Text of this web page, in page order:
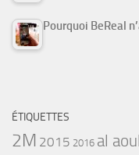
Pourquoi BeReal
ÉTIQUETTES
2M 2015 2016 al